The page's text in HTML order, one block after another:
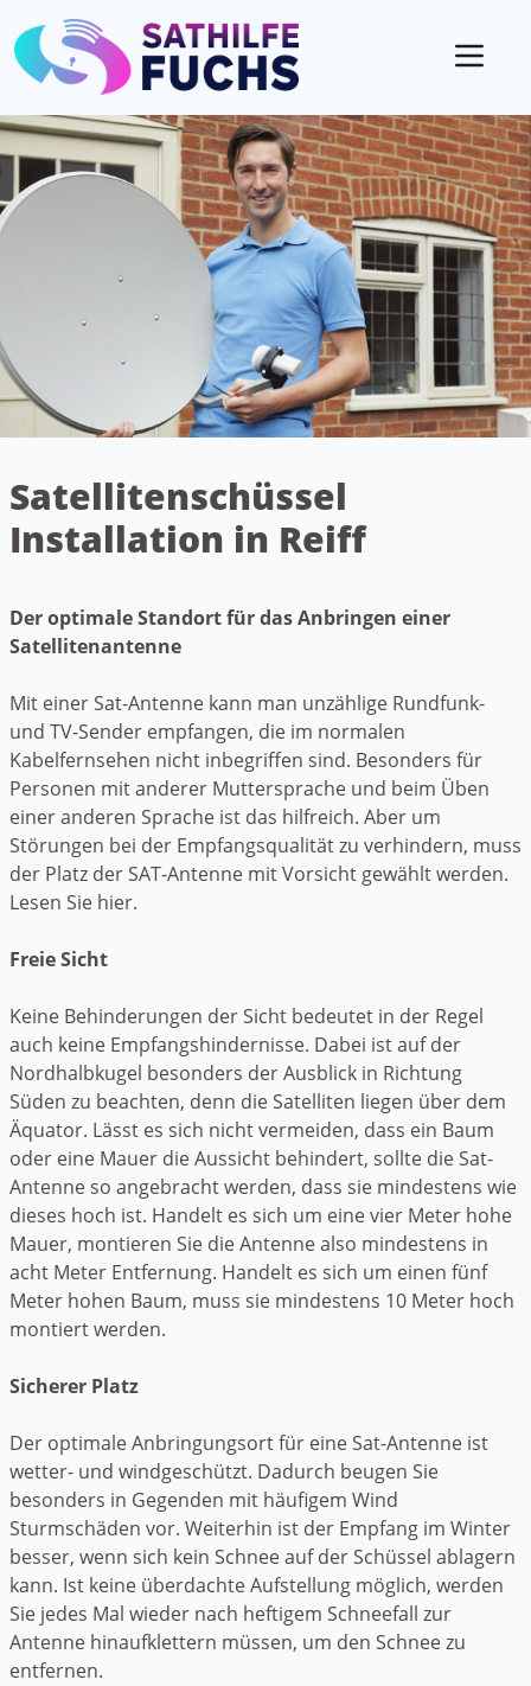
Satellitenschüssel
Installation in Reiff
Der optimale Standort für das Anbringen einer
Satellitenantenne
Mit einer Sat-Antenne kann man unzählige Rundfunk-
und TV-Sender empfangen, die im normalen
Kabelfernsehen nicht inbegriffen sind. Besonders für
Personen mit anderer Muttersprache und beim Üben
einer anderen Sprache ist das hilfreich. Aber um
Störungen bei der Empfangsqualität zu verhindern, muss
der Platz der SAT-Antenne mit Vorsicht gewählt werden.
Lesen Sie hier.
Freie Sicht
Keine Behinderungen der Sicht bedeutet in der Regel
auch keine Empfangshindernisse. Dabei ist auf der
Nordhalbkugel besonders der Ausblick in Richtung
Süden zu beachten, denn die Satelliten liegen über dem
Äquator. Lässt es sich nicht vermeiden, dass ein Baum
oder eine Mauer die Aussicht behindert, sollte die Sat-
Antenne so angebracht werden, dass sie mindestens wie
dieses hoch ist. Handelt es sich um eine vier Meter hohe
Mauer, montieren Sie die Antenne also mindestens in
acht Meter Entfernung. Handelt es sich um einen fünf
Meter hohen Baum, muss sie mindestens 10 Meter hoch
montiert werden.
Sicherer Platz
Der optimale Anbringungsort für eine Sat-Antenne ist
wetter- und windgeschützt. Dadurch beugen Sie
besonders in Gegenden mit häufigem Wind
Sturmschäden vor. Weiterhin ist der Empfang im Winter
besser, wenn sich kein Schnee auf der Schüssel ablagern
kann. Ist keine überdachte Aufstellung möglich, werden
Sie jedes Mal wieder nach heftigem Schneefall zur
Antenne hinaufklettern müssen, um den Schnee zu
entfernen.